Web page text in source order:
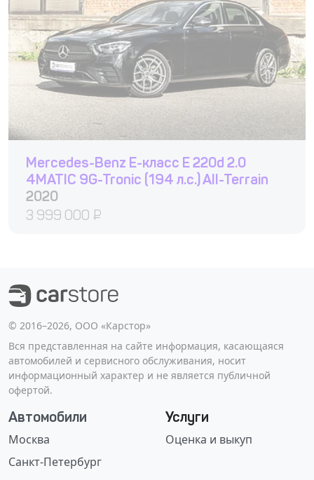
Mercedes-Benz E-класс E 220d 2.0
4MATIC 9G-Tronic (194 л.с.) All-Terrain
2020
3 999 000 ₽
©️ 2016–2026, ООО «Карстор»
Вся представленная на сайте информация, касающаяся
автомобилей и сервисного обслуживания, носит
информационный характер и не является публичной
офертой.
Автомобили
Москва
Санкт-Петербург
Услуги
Оценка и выкуп